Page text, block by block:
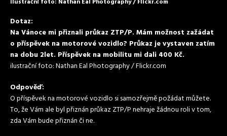
ilustrační foto: Nathan Eal Photography / Flickr.com
Dotaz:
Na Vánoce mi přiznali průkaz ZTP/P. Mám možnost zažádat
o příspěvek na motorové vozidlo? Průkaz je vystaven zatím
na dobu 2let. Příspěvek na mobilitu mi dali 400 Kč.
ilustrační foto: Nathan Eal Photography / Flickr.com
Odpověď:
O příspěvek na motorové vozidlo si samozřejmě požádat můžete.
To, že Vám ale byl přiznán průkaz ZTP/P nehraje žádnou roli v tom,
zda Vám bude přiznán či ne.